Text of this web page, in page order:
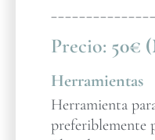
Precio: 50€
Herramientas
Herramienta
preferiblemente